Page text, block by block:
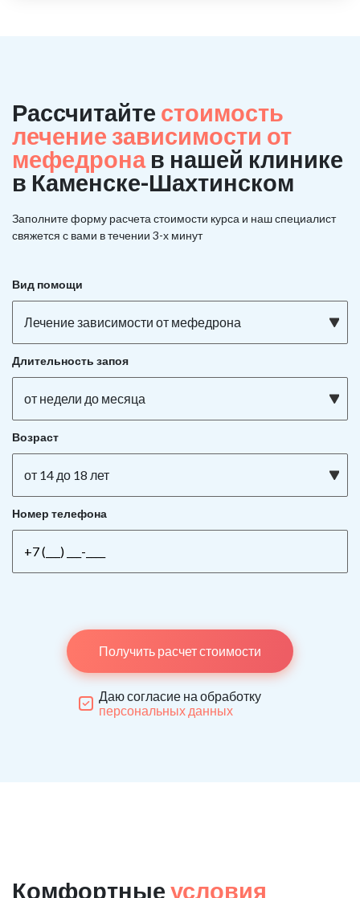
Рассчитайте стоимость
лечение зависимости от
мефедрона в нашей клинике
в Каменске-Шахтинском
Заполните форму расчета стоимости курса и наш специалист
свяжется с вами в течении 3-х минут
Вид помощи
Лечение зависимости от мефедрона
Длительность запоя
от недели до месяца
Возраст
от 14 до 18 лет
Номер телефона
Получить расчет стоимости
Даю согласие на обработку
персональных данных
Комфортные условия